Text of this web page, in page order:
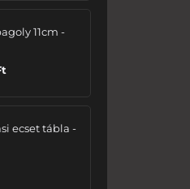
11cm -
ecset tábla -